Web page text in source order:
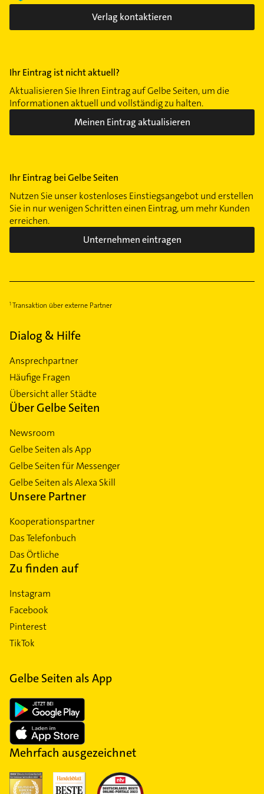
Verlag kontaktieren
Ihr Eintrag ist nicht aktuell?
Aktualisieren Sie Ihren Eintrag auf Gelbe Seiten, um die
Informationen aktuell und vollständig zu halten.
Meinen Eintrag aktualisieren
Ihr Eintrag bei Gelbe Seiten
Nutzen Sie unser kostenloses Einstiegsangebot und erstellen
Sie in nur wenigen Schritten einen Eintrag, um mehr Kunden
erreichen.
Unternehmen eintragen
Transaktion über externe Partner
Dialog & Hilfe
Ansprechpartner
Häufige Fragen
Übersicht aller Städte
Über Gelbe Seiten
Newsroom
Gelbe Seiten als App
Gelbe Seiten für Messenger
Gelbe Seiten als Alexa Skill
Unsere Partner
Kooperationspartner
Das Telefonbuch
Das Örtliche
Zu finden auf
Instagram
Facebook
Pinterest
TikTok
Gelbe Seiten als App
Mehrfach ausgezeichnet